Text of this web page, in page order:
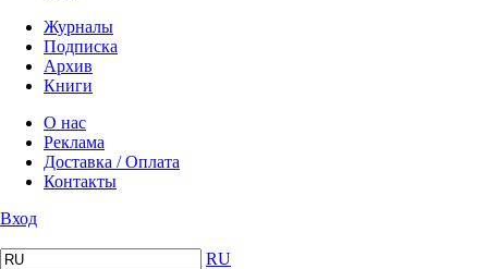
Журналы
Подписка
Архив
Книги
О нас
Реклама
Доставка / Оплата
Контакты
Вход
RU